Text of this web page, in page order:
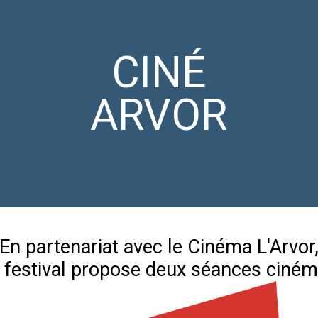
CINÉ
ARVOR
partenariat avec le Cinéma L'Arvor,
festival propose deux séances